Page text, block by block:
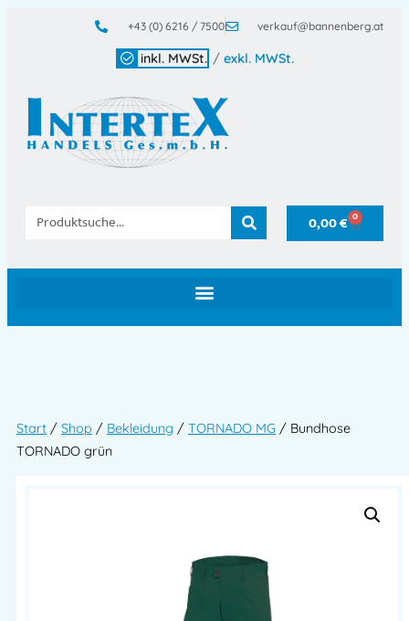
+43 (0) 6216 / 7500 verkauf@bannenberg.at
inkl. MWSt. / exkl. MWSt.
0,00€ 0
Start / Shop / Bekleidung / TORNADO MG / Bundhose
TORNADO grün